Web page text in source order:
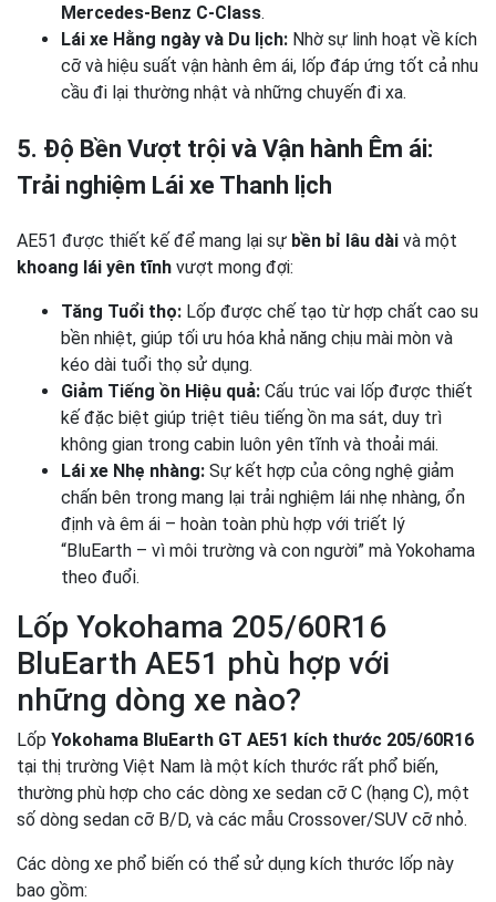
Mercedes-Benz C-Class.
Lái xe Hằng ngày và Du lịch: Nhờ sự linh hoạt về kích
cỡ và hiệu suất vận hành êm ái, lốp đáp ứng tốt cả nhu
cầu đi lại thường nhật và những chuyến đi xa.
5. Độ Bền Vượt trội và Vận hành Êm ái:
Trải nghiệm Lái xe Thanh lịch
AE51 được thiết kế để mang lại sự bền bỉ lâu dài và một
khoang lái yên tĩnh vượt mong đợi:
Tăng Tuổi thọ: Lốp được chế tạo từ hợp chất cao su
bền nhiệt, giúp tối ưu hóa khả năng chịu mài mòn và
kéo dài tuổi thọ sử dụng.
Giảm Tiếng ồn Hiệu quả: Cấu trúc vai lốp được thiết
kế đặc biệt giúp triệt tiêu tiếng ồn ma sát, duy trì
không gian trong cabin luôn yên tĩnh và thoải mái.
Lái xe Nhẹ nhàng: Sự kết hợp của công nghệ giảm
chấn bên trong mang lại trải nghiệm lái nhẹ nhàng, ổn
định và êm ái – hoàn toàn phù hợp với triết lý
“BluEarth – vì môi trường và con người” mà Yokohama
theo đuổi.
Lốp Yokohama 205/60R16
BluEarth AE51 phù hợp với
những dòng xe nào?
Lốp Yokohama BluEarth GT AE51 kích thước 205/60R16
tại thị trường Việt Nam là một kích thước rất phổ biến,
thường phù hợp cho các dòng xe sedan cỡ C (hạng C), một
số dòng sedan cỡ B/D, và các mẫu Crossover/SUV cỡ nhỏ.
Các dòng xe phổ biến có thể sử dụng kích thước lốp này
bao gồm: